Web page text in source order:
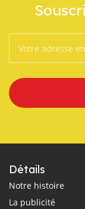
Détails
Notre histoire
La publicité